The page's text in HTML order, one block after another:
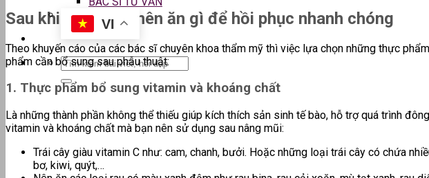
VI
Sau khi nâng mũi nên ăn gì để hồi phục nhanh chóng
Theo khuyến cáo của các bác sĩ chuyên khoa thẩm mỹ thì việc lựa chọn những thực
phẩm cần bổ sung sau phẫu thuật:
1. Thực phẩm bổ sung vitamin và khoáng chất
Là những thành phần không thể thiếu giúp kích thích sản sinh tế bào, hỗ trợ quá trình
vitamin và khoáng chất mà bạn nên sử dụng sau nâng mũi:
Trái cây giàu vitamin C như: cam, chanh, bưởi. Hoặc những loại trái cây có chứa
bơ, kiwi, quýt,…